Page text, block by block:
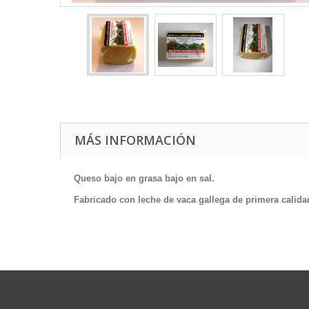
MÁS INFORMACIÓN
Queso bajo en grasa bajo en sal.
Fabricado con leche de vaca gallega de primera